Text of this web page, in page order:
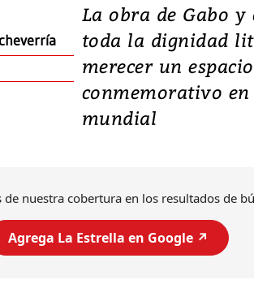
La obra de Gabo y
toda la dignidad
merecer un espacio
conmemorativo en
mundial
de nuestra cobertura en los resultados de
Agrega La Estrella en Google ↗️
Video,
deja
daños en